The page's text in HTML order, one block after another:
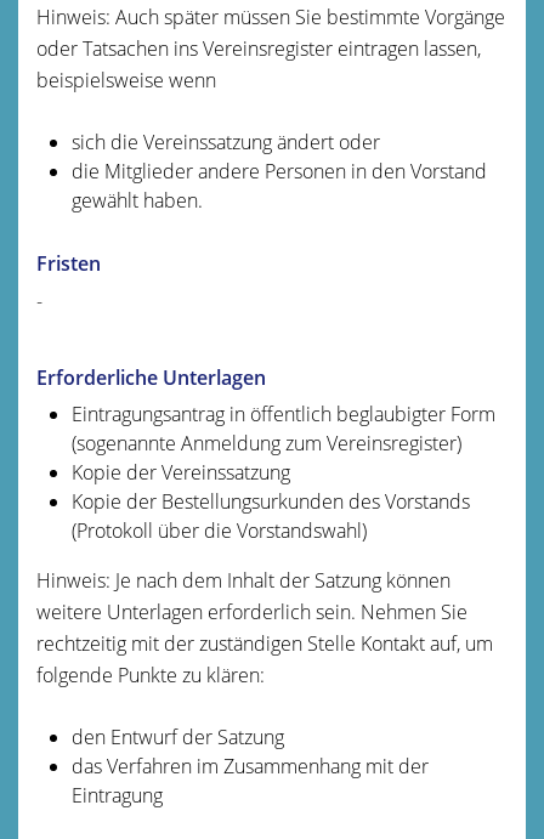
Hinweis: Auch später müssen Sie bestimmte Vorgänge
oder Tatsachen ins Vereinsregister eintragen lassen,
beispielsweise wenn
sich die Vereinssatzung ändert oder
die Mitglieder andere Personen in den Vorstand
gewählt haben.
Fristen
-
Erforderliche Unterlagen
Eintragungsantrag in öffentlich beglaubigter Form
(sogenannte Anmeldung zum Vereinsregister)
Kopie der Vereinssatzung
Kopie der Bestellungsurkunden des Vorstands
(Protokoll über die Vorstandswahl)
Hinweis: Je nach dem Inhalt der Satzung können
weitere Unterlagen erforderlich sein. Nehmen Sie
rechtzeitig mit der zuständigen Stelle Kontakt auf, um
folgende Punkte zu klären:
den Entwurf der Satzung
das Verfahren im Zusammenhang mit der
Eintragung